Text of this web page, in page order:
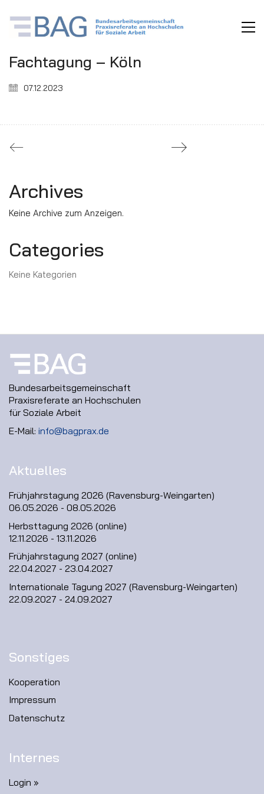
Fachtagung – Köln
07.12.2023
Archives
Keine Archive zum Anzeigen.
Categories
Keine Kategorien
Bundesarbeitsgemeinschaft
Praxisreferate an Hochschulen
für Soziale Arbeit
E-Mail: info@bagprax.de
Aktuelles
Frühjahrstagung 2026 (Ravensburg-Weingarten)
06.05.2026 - 08.05.2026
Herbsttagung 2026 (online)
12.11.2026 - 13.11.2026
Frühjahrstagung 2027 (online)
22.04.2027 - 23.04.2027
Internationale Tagung 2027 (Ravensburg-Weingarten)
22.09.2027 - 24.09.2027
Sonstiges
Kooperation
Impressum
Datenschutz
Internes
Login »